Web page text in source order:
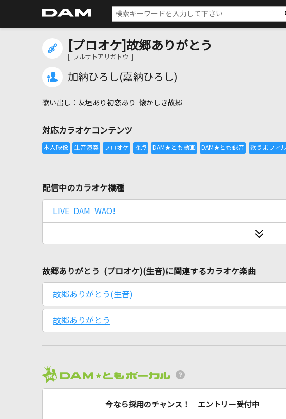
[プロオケ]故郷ありがとう
[ フルサトアリガトウ ]
加納ひろし(嘉納ひろし)
友垣あり初恋あり 懐かしき故郷
対応カラオケコンテンツ
配信中のカラオケ機種
LIVE DAM WAO!
故郷ありがとう (プロオケ)(生音)に関連するカラオケ楽曲
故郷ありがとう(生音)
故郷ありがとう
今なら採用のチャンス！ エントリー受付中